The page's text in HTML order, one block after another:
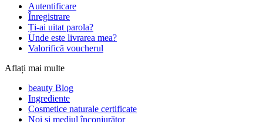
Autentificare
Înregistrare
Ți-ai uitat parola?
Unde este livrarea mea?
Valorifică voucherul
Aflați mai multe
beauty Blog
Ingrediente
Cosmetice naturale certificate
Noi si mediul înconjurător